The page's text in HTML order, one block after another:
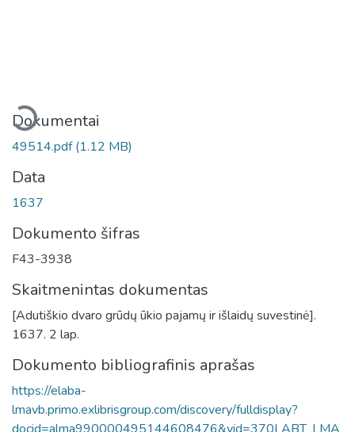
Dokumentai
49514.pdf(1.12 MB)
Data
1637
Dokumento šifras
F43-3938
Skaitmenintas dokumentas
[Adutiškio dvaro grūdų ūkio pajamų ir išlaidų suvestinė].
1637. 2 lap.
Dokumento bibliografinis aprašas
https://elaba-
lmavb.primo.exlibrisgroup.com/discovery/fulldisplay?